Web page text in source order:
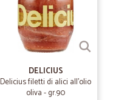
DELICIUS
Delicius filetti di alici all'olio
oliva - gr.90